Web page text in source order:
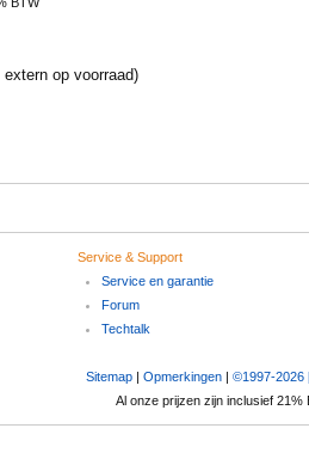
op voorraad)
Service & Support
Service en garantie
Forum
Techtalk
Sitemap| Opmerkingen| ©1997-2026
Al onze prijzen zijn inclusief 21%